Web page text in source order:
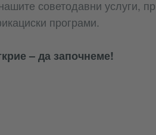
советодавни услуги,
програми.
– да започнеме!